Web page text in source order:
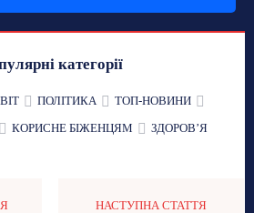
категорії
ПОЛІТИКА
ТОП-НОВИНИ
КОРИСНЕ БІЖЕНЦЯМ ЗДОРОВʼЯ
НАСТУПНА СТАТТЯ